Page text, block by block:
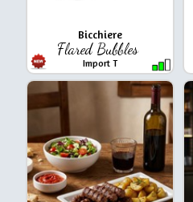
Bicchiere
Flared Bubbles
Import T